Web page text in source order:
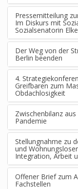
Pressemitteilung
Im Diskurs mit
Sozialsenatorin
Der Weg von der
Berlin beenden
4.
Greifbaren zum
Obdachlosigkeit
Zwischenbilanz
Pandemie
Stellungnahme zu
und
Integration, Arbeit
Offener Brief zum
Fachstellen